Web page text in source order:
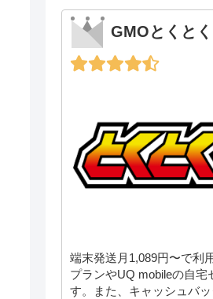
GMOとくと
端末発送月1,089円〜で利
プランやUQ mobileの自宅
す。また、キャッシュバ